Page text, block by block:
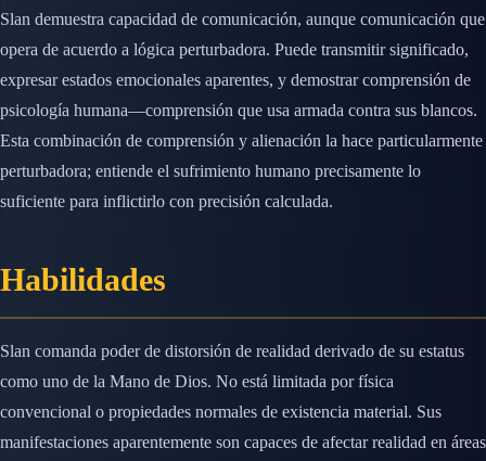
Slan demuestra capacidad de comunicación, aunque comunicación que
opera de acuerdo a lógica perturbadora. Puede transmitir significado,
expresar estados emocionales aparentes, y demostrar comprensión de
psicología humana—comprensión que usa armada contra sus blancos.
Esta combinación de comprensión y alienación la hace particularmente
perturbadora; entiende el sufrimiento humano precisamente lo
suficiente para inflictirlo con precisión calculada.
Habilidades
Slan comanda poder de distorsión de realidad derivado de su estatus
como uno de la Mano de Dios. No está limitada por física
convencional o propiedades normales de existencia material. Sus
manifestaciones aparentemente son capaces de afectar realidad en áreas